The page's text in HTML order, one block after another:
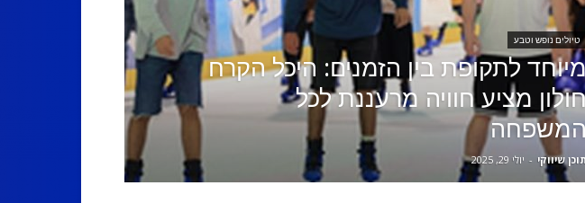
טיולים נופש וטבע
לתקופת בין הזמנים: היכל הקרח
מציע חוויה מרעננת לכל
המשפחה
תוכן שיווקי - יולי 29, 2025